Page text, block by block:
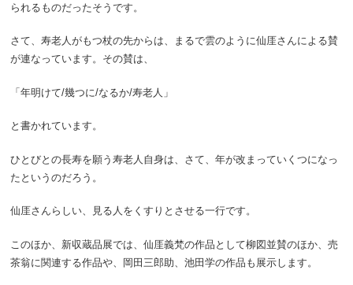
られるものだったそうです。
さて、寿老人がもつ杖の先からは、まるで雲のように仙厓さんによる賛
が連なっています。その賛は、
「年明けて/幾つに/なるか/寿老人」
と書かれています。
ひとびとの長寿を願う寿老人自身は、さて、年が改まっていくつになっ
たというのだろう。
仙厓さんらしい、見る人をくすりとさせる一行です。
このほか、新収蔵品展では、仙厓義梵の作品として柳図並賛のほか、売
茶翁に関連する作品や、岡田三郎助、池田学の作品も展示します。